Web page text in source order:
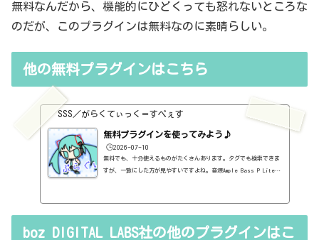
無料なんだから、機能的にひどくっても怒れないところな
のだが、このプラグインは無料なのに素晴らしい。
他の無料プラグインはこちら
SSS／がらくてぃっく＝すぺぇす
無料プラグインを使ってみよう♪
🕒️2026-07-10
無料でも、十分使えるものがたくさんあります。タグでも検索できま
すが、一覧にした方が見やすいですよね。音源Ample Bass P Lite
1%a6%e3%81%bf/Ample Guitar M Lite Ⅱ～アコースティックギター
boz DIGITAL LABS社の他のプラグインはこ